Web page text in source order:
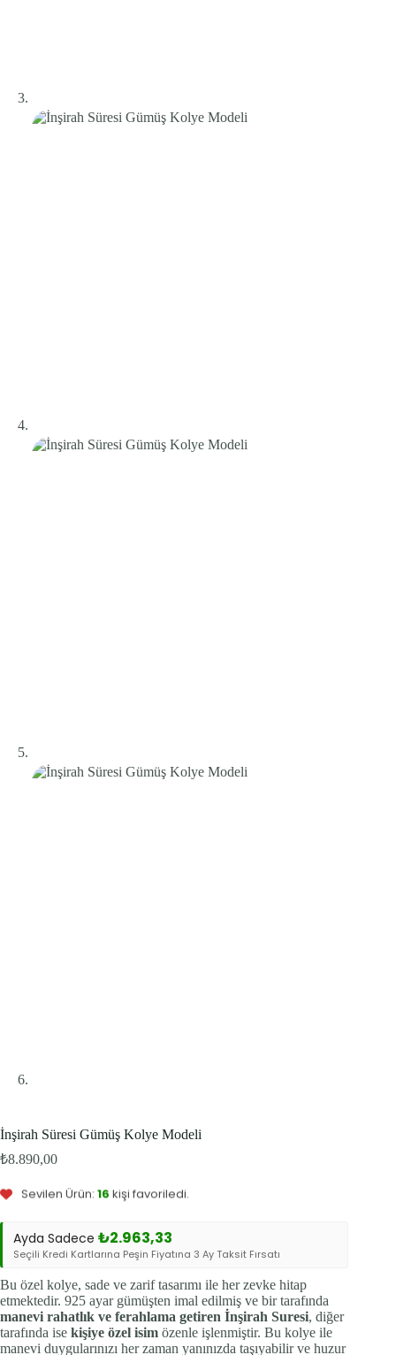
İnşirah Süresi Gümüş Kolye Modeli
₺8.890,00
Bu ürünü şu an7kişi inceliyor.
Bu ürün
Sevilen Ürün: 16 kişi favoriledi.
Ayda Sadece ₺2.963,33
Seçili Kredi Kartlarına Peşin Fiyatına 3 Ay Taksit Fırsatı
Bu özel kolye, sade ve zarif tasarımı ile her zevke hitap
etmektedir. 925 ayar gümüşten imal edilmiş ve bir tarafında
manevi rahatlık ve ferahlama getiren İnşirah Suresi, diğer
tarafında ise kişiye özel isim özenle işlenmiştir. Bu kolye ile
manevi duygularınızı her zaman yanınızda taşıyabilir ve huzur